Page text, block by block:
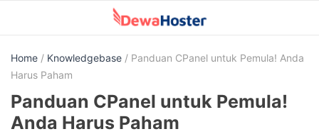
Home / Knowledgebase / Panduan CPanel untuk Pemula! Anda
Harus Paham
Panduan CPanel untuk Pemula!
Anda Harus Paham